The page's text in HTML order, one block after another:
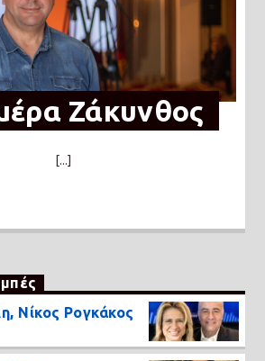
Ζάκυνθος
[...]
Νίκος Ρογκάκος